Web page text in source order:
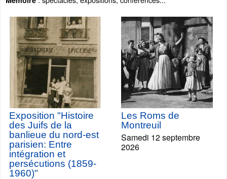
Exposition "Histoire
des Juifs de la
banlieue du nord-est
parisien: Entre
intégration et
persécutions (1859-
1960)"
Les Roms de
Montreuil
Samedi 12 septembre
2026